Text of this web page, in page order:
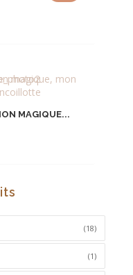
À
MAGIQUE...
(18)
(1)